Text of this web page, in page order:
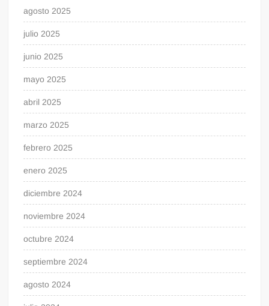
agosto 2025
julio 2025
junio 2025
mayo 2025
abril 2025
marzo 2025
febrero 2025
enero 2025
diciembre 2024
noviembre 2024
octubre 2024
septiembre 2024
agosto 2024